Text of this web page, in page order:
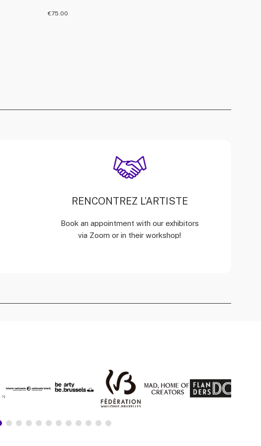
€75.00
RENCONTREZ L’ARTISTE
Book an appointment with our exhibitors
via Zoom or in their workshop!